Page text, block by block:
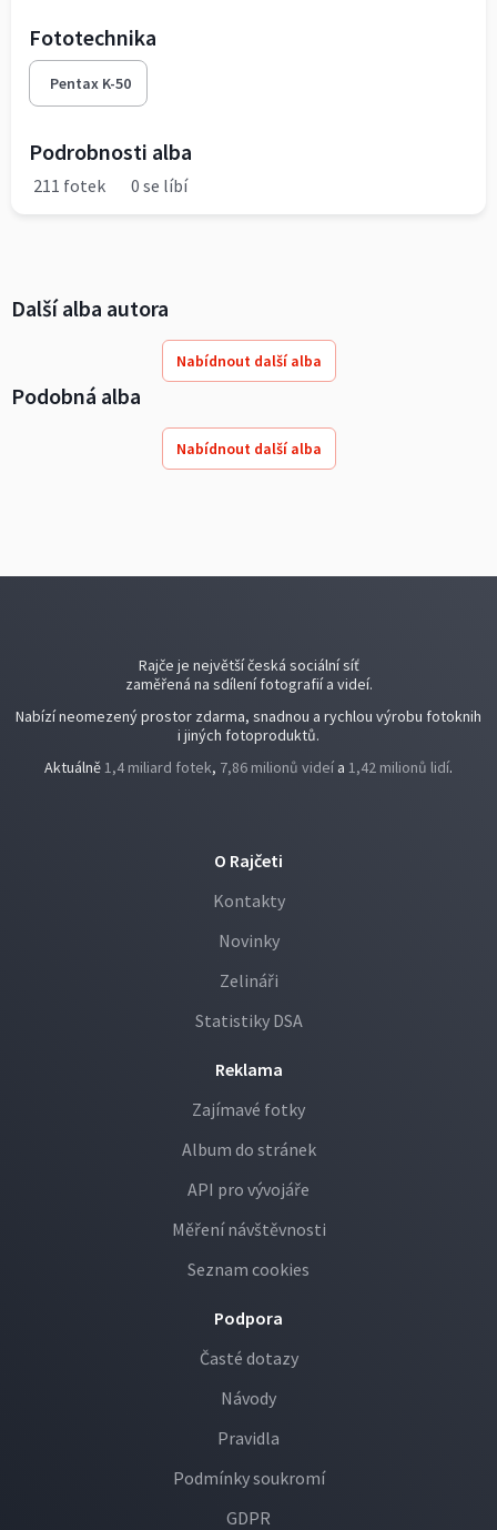
Fototechnika
Pentax K-50
Podrobnosti alba
211 fotek 0 se líbí
Další alba autora
Nabídnout další alba
Podobná alba
Nabídnout další alba
Rajče je největší česká sociální síť
zaměřená na sdílení fotografií a videí.
Nabízí neomezený prostor zdarma, snadnou a rychlou výrobu fotoknih
i jiných fotoproduktů.
Aktuálně1,4 miliard fotek, 7,86 milionů videí a 1,42 milionů lidí.
O Rajčeti
Kontakty
Novinky
Zelináři
Statistiky DSA
Reklama
Zajímavé fotky
Album do stránek
API pro vývojáře
Měření návštěvnosti
Seznam cookies
Podpora
Časté dotazy
Návody
Pravidla
Podmínky soukromí
GDPR